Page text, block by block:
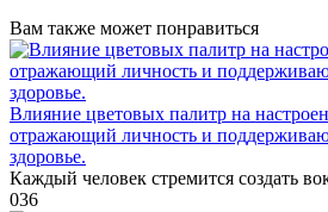
Вам также может понравиться
Влияние цветовых палитр на
отражающий личность и
здоровье.
Каждый человек стремится создать
036